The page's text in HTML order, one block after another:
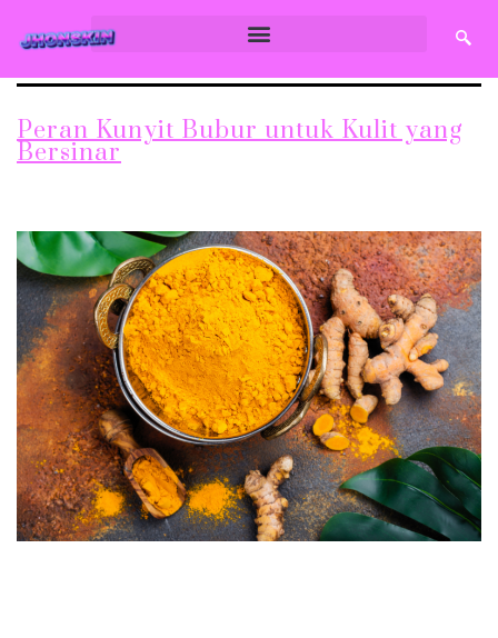
Peran Kunyit Bubur untuk Kulit yang
Bersinar